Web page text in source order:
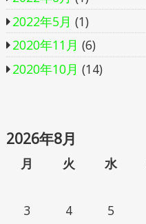
2022年5月 (1)
2020年11月 (6)
2020年10月 (14)
2026年8月
月 火 水
3
4 5